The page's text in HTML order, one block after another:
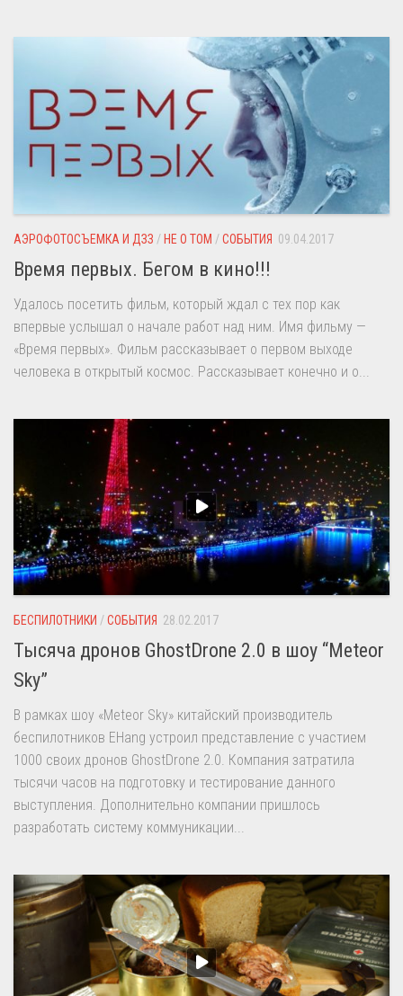
АЭРОФОТОСЪЕМКА И ДЗЗ / НЕ О ТОМ /СОБЫТИЯ 09.04.2017
Время первых. Бегом в кино!!!
Удалось посетить фильм, который ждал с тех пор как
впервые услышал о начале работ над ним. Имя фильму —
«Время первых». Фильм рассказывает о первом выходе
человека в открытый космос. Рассказывает конечно и о...
БЕСПИЛОТНИКИ /СОБЫТИЯ 28.02.2017
Тысяча дронов GhostDrone 2.0 в шоу “Meteor
Sky”
В рамках шоу «Meteor Sky» китайский производитель
беспилотников EHang устроил представление с участием
1000 своих дронов GhostDrone 2.0. Компания затратила
тысячи часов на подготовку и тестирование данного
выступления. Дополнительно компании пришлось
разработать систему коммуникации...